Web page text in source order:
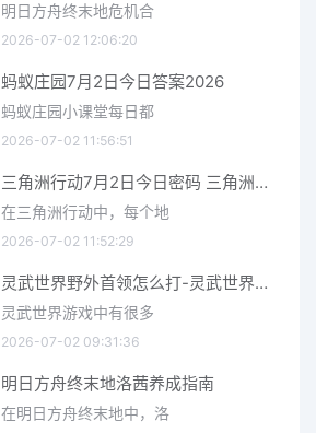
明日方舟终末地危机合
2026-07-02 12:06:20
蚂蚁庄园7月2日今日答案2026
蚂蚁庄园小课堂每日都
2026-07-02 11:56:51
三角洲行动7月2日今日密码 三角洲行动2026年7月2今日摩斯密码分享
在三角洲行动中，每个地
2026-07-02 11:52:29
灵武世界野外首领怎么打-灵武世界野外首领打法攻略
灵武世界游戏中有很多
2026-07-02 09:31:36
明日方舟终末地洛茜养成指南
在明日方舟终末地中，洛